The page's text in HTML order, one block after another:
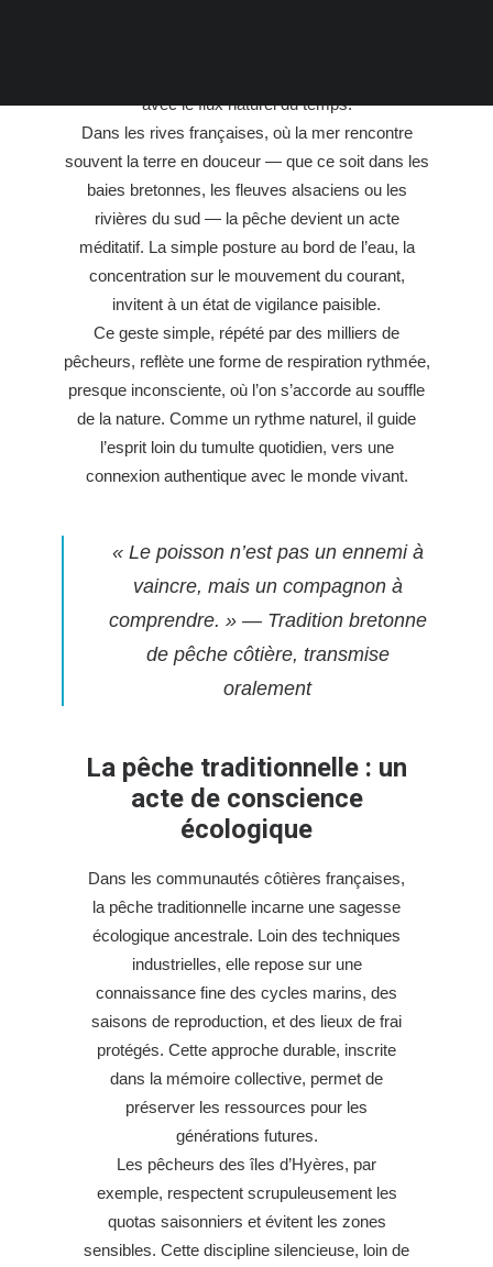
avec le flux naturel du temps.
Dans les rives françaises, où la mer rencontre
souvent la terre en douceur — que ce soit dans les
baies bretonnes, les fleuves alsaciens ou les
rivières du sud — la pêche devient un acte
méditatif. La simple posture au bord de l’eau, la
concentration sur le mouvement du courant,
invitent à un état de vigilance paisible.
Ce geste simple, répété par des milliers de
pêcheurs, reflète une forme de respiration rythmée,
presque inconsciente, où l’on s’accorde au souffle
de la nature. Comme un rythme naturel, il guide
l’esprit loin du tumulte quotidien, vers une
connexion authentique avec le monde vivant.
« Le poisson n’est pas un ennemi à
vaincre, mais un compagnon à
comprendre. » — Tradition bretonne
de pêche côtière, transmise
oralement
La pêche traditionnelle : un
acte de conscience
écologique
Dans les communautés côtières françaises,
la pêche traditionnelle incarne une sagesse
écologique ancestrale. Loin des techniques
industrielles, elle repose sur une
connaissance fine des cycles marins, des
saisons de reproduction, et des lieux de frai
protégés. Cette approche durable, inscrite
dans la mémoire collective, permet de
préserver les ressources pour les
générations futures.
Les pêcheurs des îles d’Hyères, par
exemple, respectent scrupuleusement les
quotas saisonniers et évitent les zones
sensibles. Cette discipline silencieuse, loin de